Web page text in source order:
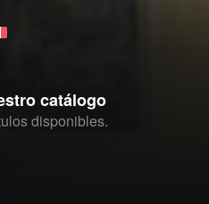
catálogo
disponibles.